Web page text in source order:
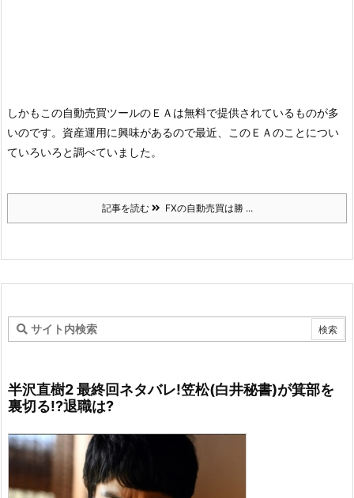
しかもこの自動売買ツールのＥＡは無料で提供されているものが多
いのです。 資産運用に興味があるので最近、このＥＡのことについ
ていろいろと調べていました。
記事を読む FXの自動売買は勝 ...
半沢直樹2 最終回ネタバレ!笠松(白井秘書)が箕部を
裏切る!?退職は?